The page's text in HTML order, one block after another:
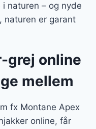
naturen – og nyde
naturen er garant
grej online
mellem
fx Montane Apex
online, får